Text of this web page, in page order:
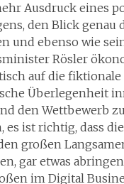
Ausdruck eines
den Blick genau
und ebenso wie
Rösler
auf die fiktionale
Überlegenheit
den Wettbewerb
es ist richtig, dass
großen
gar etwas
im Digital